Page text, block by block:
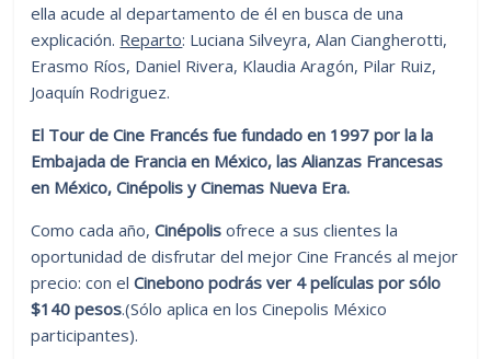
ella acude al departamento de él en busca de una
explicación. Reparto: Luciana Silveyra, Alan Ciangherotti,
Erasmo Ríos, Daniel Rivera, Klaudia Aragón, Pilar Ruiz,
Joaquín Rodriguez.
El Tour de Cine Francés fue fundado en 1997 por la la
Embajada de Francia en México, las Alianzas Francesas
en México, Cinépolis y Cinemas Nueva Era.
Como cada año,Cinépolis ofrece a sus clientes la
oportunidad de disfrutar del mejor Cine Francés al mejor
precio: con elCinebono podrás ver 4 películas por sólo
$140 pesos.(Sólo aplica en los Cinepolis México
participantes).